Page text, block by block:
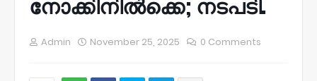
നോക്കിനിൽക്കെ; നടപടി.
Admin November 25, 2025 0 Comments